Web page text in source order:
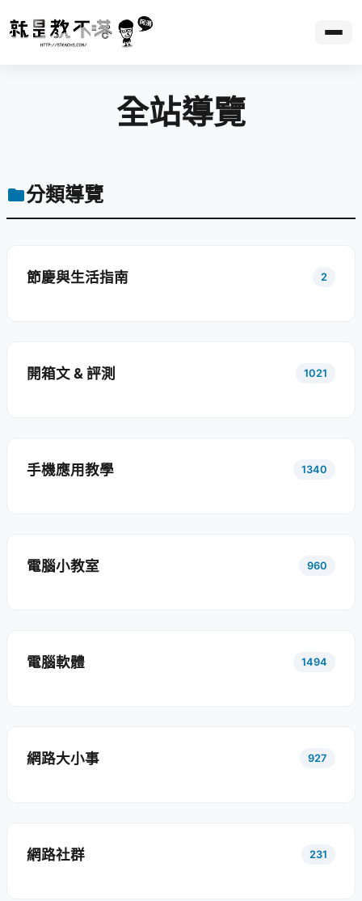
全站導覽
分類導覽
節慶與生活指南 2
開箱文 & 評測 1021
手機應用教學 1340
電腦小教室 960
電腦軟體 1494
網路大小事 927
網路社群 231